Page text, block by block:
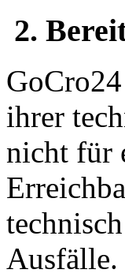
2.
ihrer
nicht für
Ausfälle.